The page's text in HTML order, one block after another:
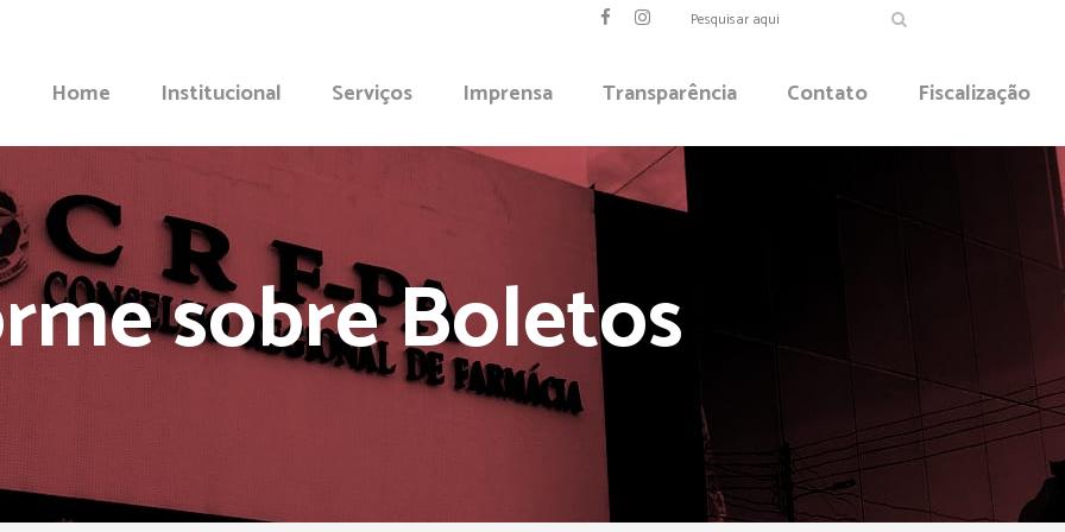
Home Institucional Serviços Imprensa Transparência Contato Fiscalização
sobre Boletos